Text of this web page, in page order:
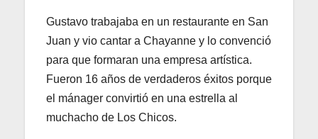
Gustavo trabajaba en un restaurante en San
Juan y vio cantar a Chayanne y lo convenció
para que formaran una empresa artística.
Fueron 16 años de verdaderos éxitos porque
el mánager convirtió en una estrella al
muchacho de Los Chicos.